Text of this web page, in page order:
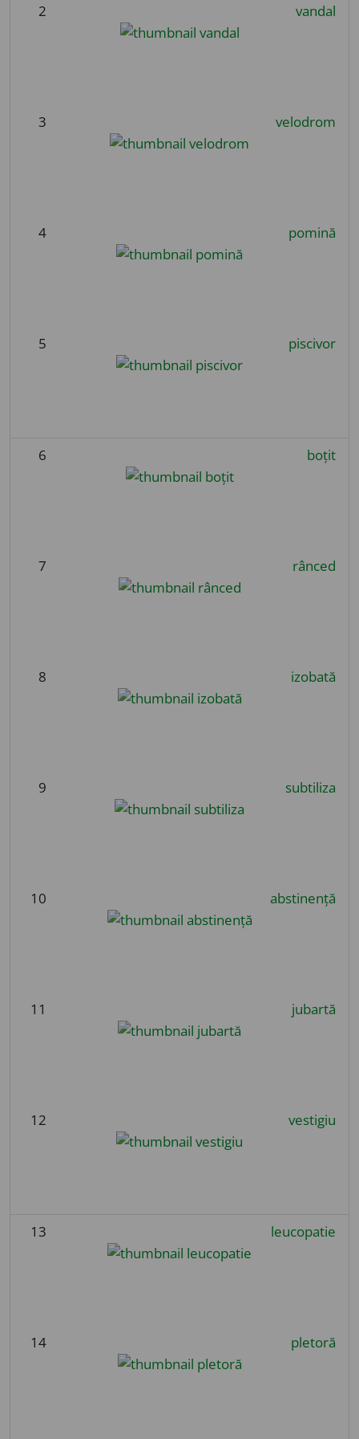
2 vandal
3 velodrom
4 pomină
5 piscivor
6 boțit
7 rânced
8 izobată
9 subtiliza
10 abstinență
11 jubartă
12 vestigiu
13 leucopatie
14 pletoră